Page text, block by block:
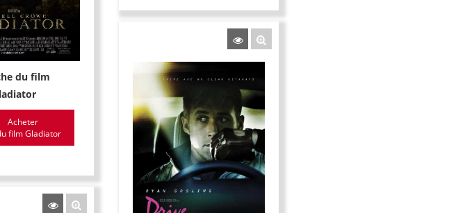
du film
Acheter
film Gladiator